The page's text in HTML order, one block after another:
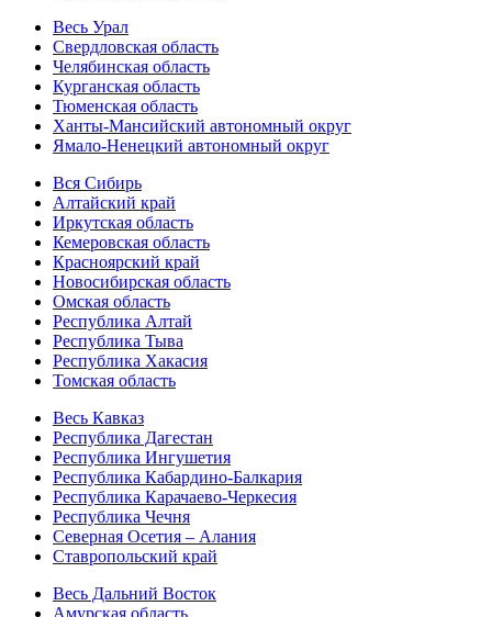
Весь Урал
Свердловская область
Челябинская область
Курганская область
Тюменская область
Ханты-Мансийский автономный округ
Ямало-Ненецкий автономный округ
Вся Сибирь
Алтайский край
Иркутская область
Кемеровская область
Красноярский край
Новосибирская область
Омская область
Республика Алтай
Республика Тыва
Республика Хакасия
Томская область
Весь Кавказ
Республика Дагестан
Республика Ингушетия
Республика Кабардино-Балкария
Республика Карачаево-Черкесия
Республика Чечня
Северная Осетия – Алания
Ставропольский край
Весь Дальний Восток
Амурская область